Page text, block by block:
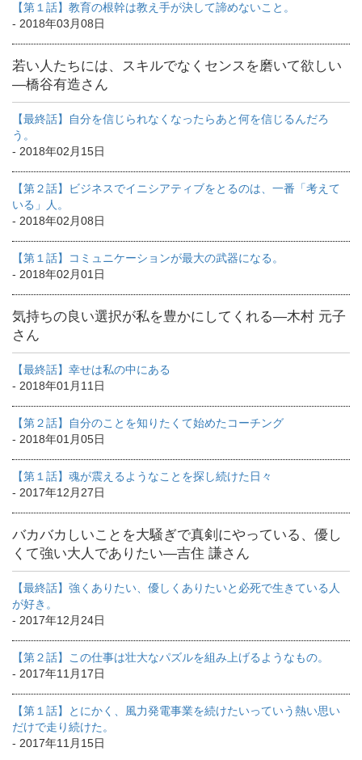
【第１話】教育の根幹は教え手が決して諦めないこと。
- 2018年03月08日
若い人たちには、スキルでなくセンスを磨いて欲しい
―橋谷有造さん
【最終話】自分を信じられなくなったらあと何を信じるんだろ
う。
- 2018年02月15日
【第２話】ビジネスでイニシアティブをとるのは、一番「考えて
いる」人。
- 2018年02月08日
【第１話】コミュニケーションが最大の武器になる。
- 2018年02月01日
気持ちの良い選択が私を豊かにしてくれる―木村 元子
さん
【最終話】幸せは私の中にある
- 2018年01月11日
【第２話】自分のことを知りたくて始めたコーチング
- 2018年01月05日
【第１話】魂が震えるようなことを探し続けた日々
- 2017年12月27日
バカバカしいことを大騒ぎで真剣にやっている、優し
くて強い大人でありたい―吉住 謙さん
【最終話】強くありたい、優しくありたいと必死で生きている人
が好き。
- 2017年12月24日
【第２話】この仕事は壮大なパズルを組み上げるようなもの。
- 2017年11月17日
【第１話】とにかく、風力発電事業を続けたいっていう熱い思い
だけで走り続けた。
- 2017年11月15日